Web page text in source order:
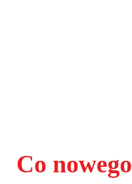
Co nowego